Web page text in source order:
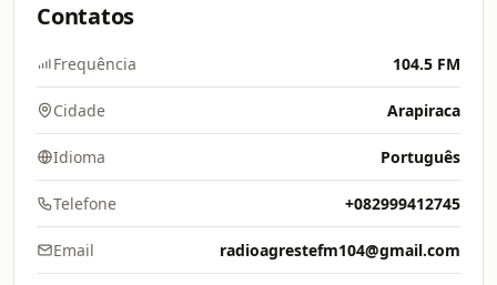
Contatos
Frequência 104.5 FM
Cidade Arapiraca
Idioma Português
Telefone +082999412745
Email radioagrestefm104@gmail.com